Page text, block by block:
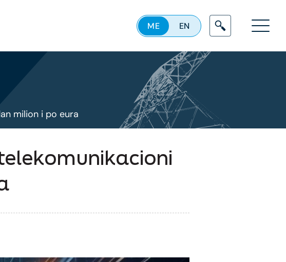
ME EN Menu
milion i po eura